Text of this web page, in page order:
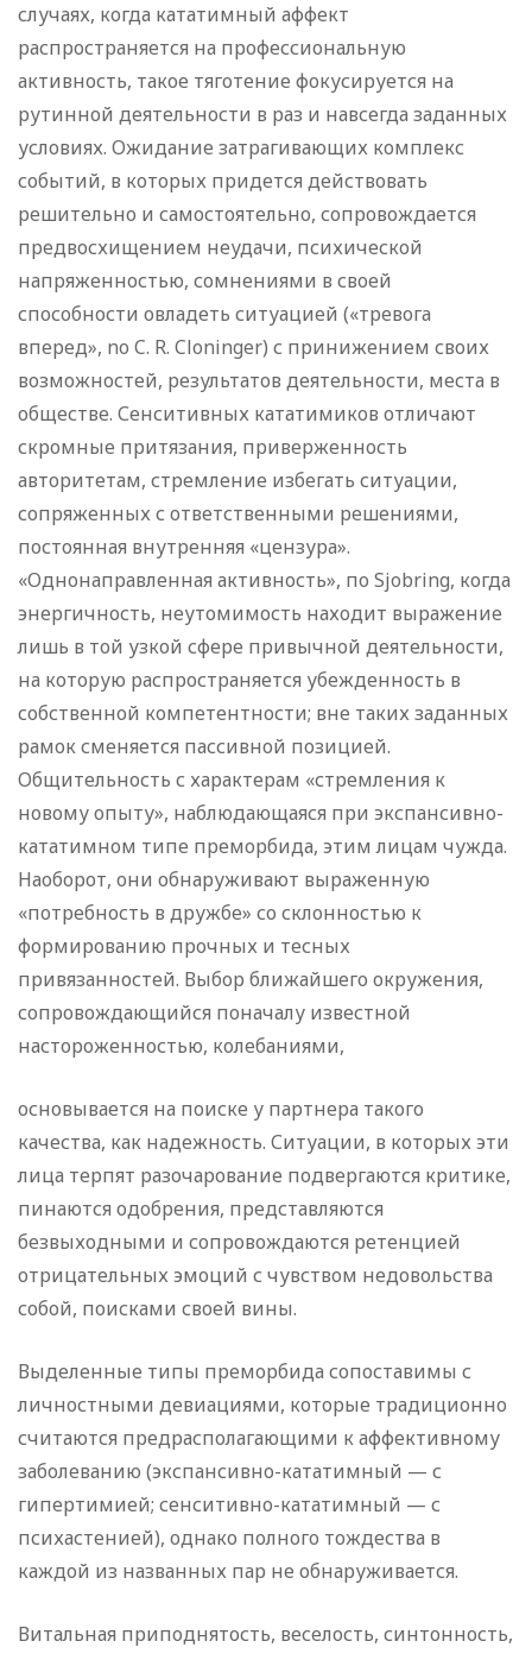
случаях, когда кататимный аффект
распространяется на профессиональную
активность, такое тяготение фокусируется на
рутинной деятельности в раз и навсегда заданных
условиях. Ожидание затрагивающих комплекс
событий, в которых придется действовать
решительно и самостоятельно, сопровождается
предвосхищением неудачи, психической
напряженностью, сомнениями в своей
способности овладеть ситуацией («тревога
вперед», no C. R. Cloninger) с принижением своих
возможностей, результатов деятельности, места в
обществе. Сенситивных кататимиков отличают
скромные притязания, приверженность
авторитетам, стремление избегать ситуации,
сопряженных с ответственными решениями,
постоянная внутренняя «цензура».
«Однонаправленная активность», по Sjobring, когда
энергичность, неутомимость находит выражение
лишь в той узкой сфере привычной деятельности,
на которую распространяется убежденность в
собственной компетентности; вне таких заданных
рамок сменяется пассивной позицией.
Общительность с характерам «стремления к
новому опыту», наблюдающаяся при экспансивно-
кататимном типе преморбида, этим лицам чужда.
Наоборот, они обнаруживают выраженную
«потребность в дружбе» со склонностью к
формированию прочных и тесных
привязанностей. Выбор ближайшего окружения,
сопровождающийся поначалу известной
настороженностью, колебаниями,
основывается на поиске у партнера такого
качества, как надежность. Ситуации, в которых эти
лица терпят разочарование подвергаются критике,
пинаются одобрения, представляются
безвыходными и сопровождаются ретенцией
отрицательных эмоций с чувством недовольства
собой, поисками своей вины.
Выделенные типы преморбида сопоставимы с
личностными девиациями, которые традиционно
считаются предрасполагающими к аффективному
заболеванию (экспансивно-кататимный — с
гипертимией; сенситивно-кататимный — с
психастенией), однако полного тождества в
каждой из названных пар не обнаруживается.
Витальная приподнятость, веселость, синтонность,